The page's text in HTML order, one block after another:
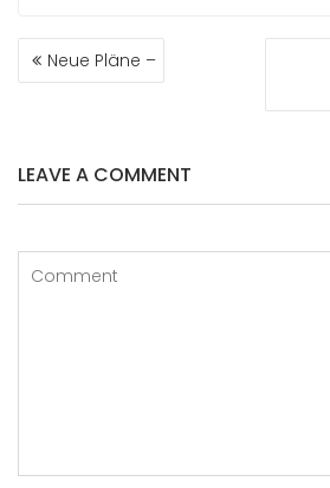
BEITRAGS-
NAVIGATION
Neue Pläne –
LEAVE A COMMENT